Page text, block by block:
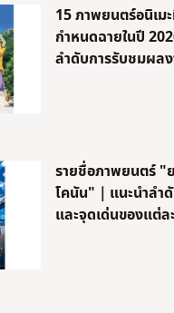
ล่วงหน้า
15 ภาพยนตร์อนิเม
กำหนดฉายในปี
ลำดับการรับชมผล
รายชื่อภาพยนตร์ "
โคนัน"｜แนะนำลำ
และจุดเด่นของแต่ล